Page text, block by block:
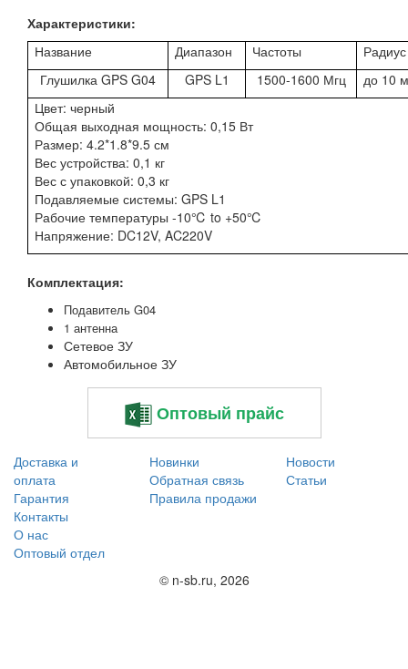
Характеристики:
Название
Диапазон Частоты
Глушилка GPS G04
GPS L1 1500-1600 Мгц
до 10
Цвет: черный
Общая выходная мощность: 0,15 Вт
Размер: 4.2*1.8*9.5 см
Вес устройства: 0,1 кг
Вес с упаковкой: 0,3 кг
Подавляемые системы: GPS L1
Рабочие температуры -10℃ to +50℃
Напряжение: DC12V, AC220V
Комплектация:
Подавитель G04
1 антенна
Сетевое ЗУ
Автомобильное ЗУ
Оптовый прайс
Доставка и
оплата
Гарантия
Контакты
О нас
Оптовый отдел
Новинки
Обратная связь
Правила продажи
Новости
Статьи
© n-sb.ru, 2026